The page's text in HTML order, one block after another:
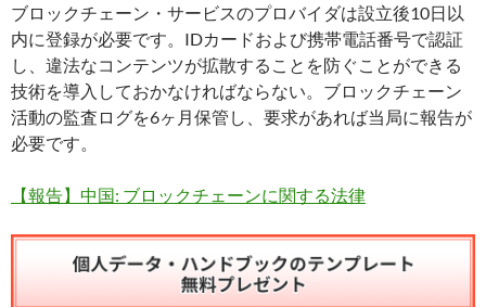
ブロックチェーン・サービスのプロバイダは設立後10日以
内に登録が必要です。IDカードおよび携帯電話番号で認証
し、違法なコンテンツが拡散することを防ぐことができる
技術を導入しておかなければならない。ブロックチェーン
活動の監査ログを6ヶ月保管し、要求があれば当局に報告が
必要です。
【報告】中国: ブロックチェーンに関する法律